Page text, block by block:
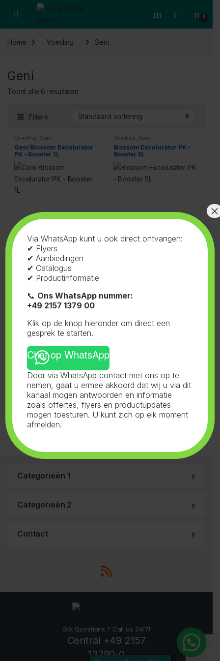
Skip to navigation
Skip to content
Open 0
Home Voeding Geni
Geni
Toont alle 6 resultaten
Filters
Voeding, Geni
Geni Blossom Excelurator
PK – Booster 1L
Voeding, Geni
Blossom Excelurator PK –
Booster 5L
Voeding Geni
Blossom Excelurator PK –
Booster 10L
Voeding ,Geni
Blossom Excelurator PK –
Voeding , Geni
Powder 5 zakjes p/d
Voeding ,Geni
Toont alle 6 resultaten
Categorieën 1
Categorieën 2
Contact
Got Questions ? Call us 24/7!
Central +49 2157
13790-0
Via WhatsApp kunt u ook direct ontvangen:
✔ Flyers
✔ Aanbiedingen
✔ Catalogus
✔ Productinformatie
📞 Ons WhatsApp nummer:
+49 2157 1379 00
Klik op de knop hieronder om direct een
gesprek te starten.
Chat op WhatsApp
Door via WhatsApp contact met ons op te
nemen, gaat u ermee akkoord dat wij u via dit
kanaal mogen antwoorden en informatie
zoals offertes, flyers en productupdates
mogen toesturen. U kunt zich op elk moment
afmelden.
×